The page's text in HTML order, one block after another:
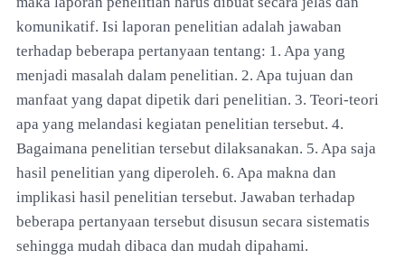
komunikatif. Isi laporan penelitian adalah jawaban
terhadap beberapa pertanyaan tentang: 1. Apa yang
menjadi masalah dalam penelitian. 2. Apa tujuan dan
manfaat yang dapat dipetik dari penelitian. 3. Teori-teori
apa yang melandasi kegiatan penelitian tersebut. 4.
Bagaimana penelitian tersebut dilaksanakan. 5. Apa saja
hasil penelitian yang diperoleh. 6. Apa makna dan
implikasi hasil penelitian tersebut. Jawaban terhadap
beberapa pertanyaan tersebut disusun secara sistematis
sehingga mudah dibaca dan mudah dipahami.